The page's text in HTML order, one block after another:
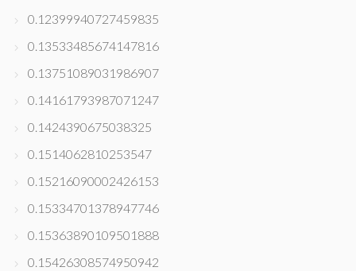
0.12399940727459835
0.13533485674147816
0.13751089031986907
0.14161793987071247
0.1424390675038325
0.1514062810253547
0.15216090002426153
0.15334701378947746
0.15363890109501888
0.15426308574950942